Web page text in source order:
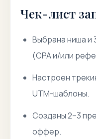
Чек-лист
Выбрана ниша и
(CPA и/или
Настроен
UTM-шаблоны.
Созданы 2–3
оффер.